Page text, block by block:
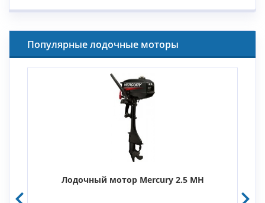
Популярные лодочные моторы
Лодочный мотор Mercury 2.5 MH